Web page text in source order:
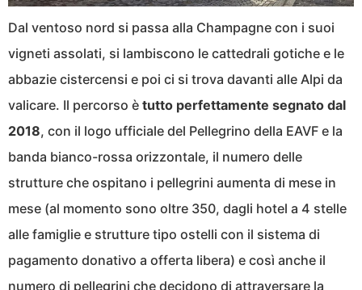
Dal ventoso nord si passa alla Champagne con i suoi
vigneti assolati, si lambiscono le cattedrali gotiche e le
abbazie cistercensi e poi ci si trova davanti alle Alpi da
valicare. Il percorso è tutto perfettamente segnato dal
2018, con il logo ufficiale del Pellegrino della EAVF e la
banda bianco-rossa orizzontale, il numero delle
strutture che ospitano i pellegrini aumenta di mese in
mese (al momento sono oltre 350, dagli hotel a 4 stelle
alle famiglie e strutture tipo ostelli con il sistema di
pagamento donativo a offerta libera) e così anche il
numero di pellegrini che decidono di attraversare la